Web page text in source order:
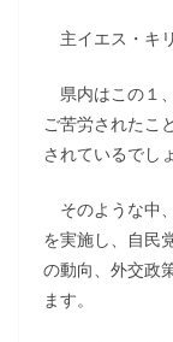
主イエス・キ
県内はこの１
ご苦労されたこ
されているでし
そのような中
を実施し、自民
の動向、外交政
ます。